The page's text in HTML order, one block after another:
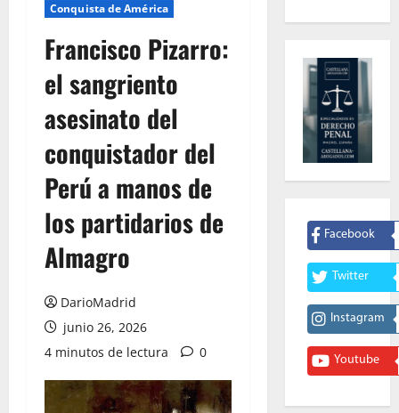
Conquista de América
Francisco Pizarro:
el sangriento
asesinato del
conquistador del
Perú a manos de
los partidarios de
Almagro
DarioMadrid
junio 26, 2026
4 minutos de lectura
0
Facebook
Twitter
Instagram
Youtube